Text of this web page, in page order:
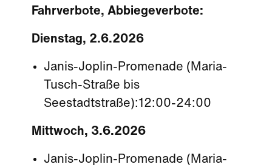
Fahrverbote, Abbiegeverbote:
Dienstag, 2.6.2026
Janis-Joplin-Promenade (Maria-
Tusch-Straße bis
Seestadtstraße):12:00-24:00
Mittwoch, 3.6.2026
Janis-Joplin-Promenade (Maria-